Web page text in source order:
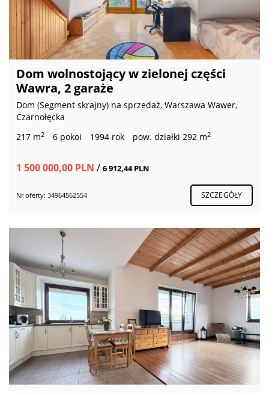
Dom wolnostojący w zielonej części
Wawra, 2 garaże
Dom (Segment skrajny) na sprzedaż, Warszawa Wawer,
Czarnołęcka
217 m2 6 pokoi 1994 rok pow. działki 292 m2
1 500 000,00 PLN / 6 912,44 PLN
Nr oferty: 34964562554 SZCZEGÓŁY